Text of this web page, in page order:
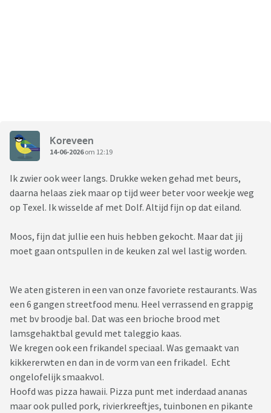
Koreveen
14-06-2026om 12:19
Ik zwier ook weer langs. Drukke weken gehad met beurs,
daarna helaas ziek maar op tijd weer beter voor weekje weg
op Texel. Ik wisselde af met Dolf. Altijd fijn op dat eiland.
Moos, fijn dat jullie een huis hebben gekocht. Maar dat jij
moet gaan ontspullen in de keuken zal wel lastig worden.
We aten gisteren in een van onze favoriete restaurants. Was
een 6 gangen streetfood menu. Heel verrassend en grappig
met bv broodje bal. Dat was een brioche brood met
lamsgehaktbal gevuld met taleggio kaas.
We kregen ook een frikandel speciaal. Was gemaakt van
kikkererwten en dan in de vorm van een frikadel. Echt
ongelofelijk smaakvol.
Hoofd was pizza hawaii. Pizza punt met inderdaad ananas
maar ook pulled pork, rivierkreeftjes, tuinbonen en pikante